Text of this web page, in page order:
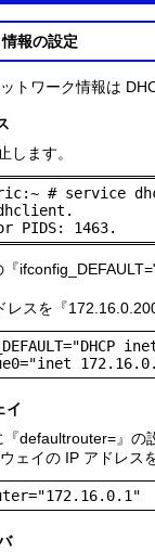
報の設定
トワーク情報は
します。
# service
PIDS: 1463.
レスを『
イ
defaultrouter=』の
ェイの IP アドレス